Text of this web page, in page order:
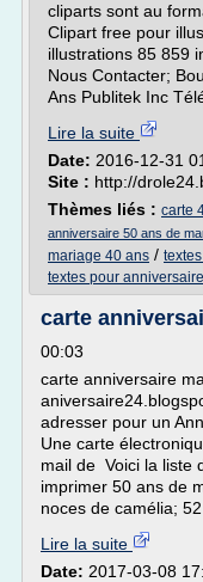
cliparts sont au
Clipart free pour
illustrations 85 859
Nous Contacter;
Ans Publitek Inc
Lire la suite
Date: 2016-12-31
Site : http://
Thèmes liés : carte
anniversaire 50 ans de
mariage 40 ans /
textes pour
carte
00:03
carte anniversaire
adresser pour un
Une carte
mail de Voici la liste
imprimer 50 ans de
noces de camélia;
Lire la suite
Date: 2017-03-08